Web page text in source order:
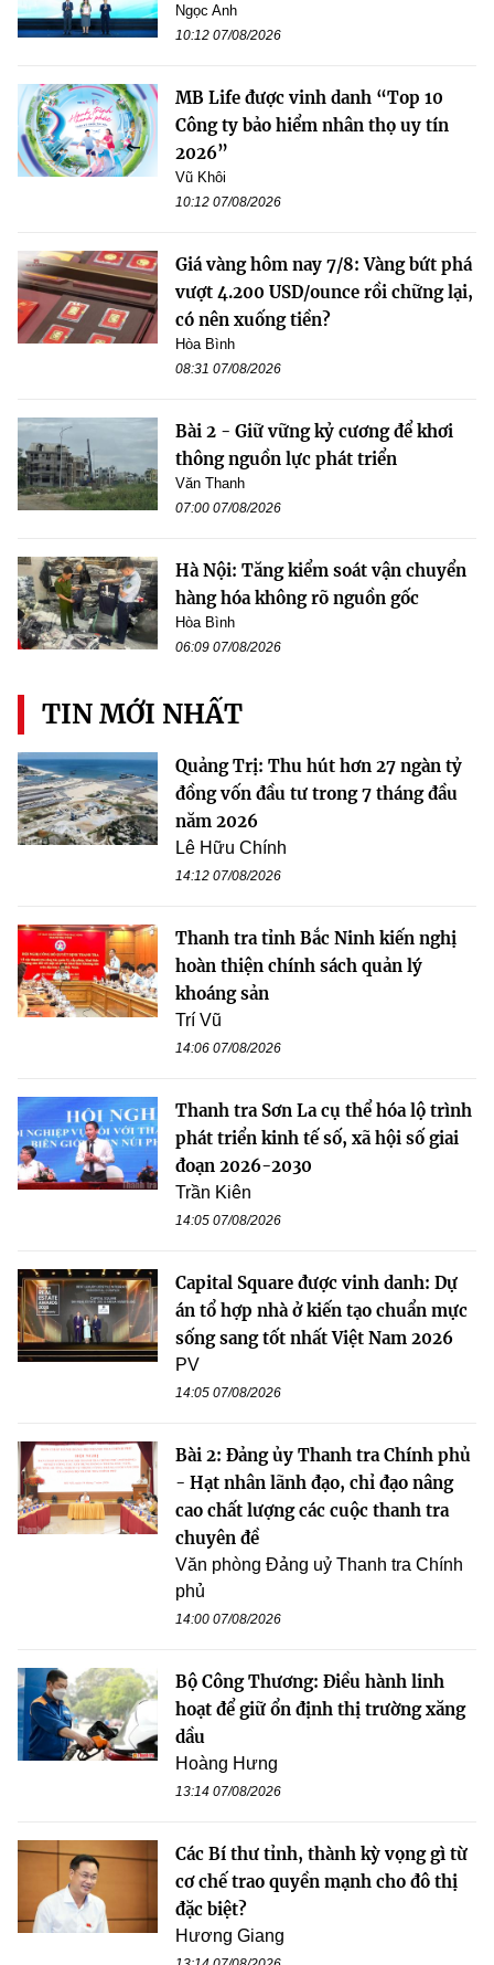
Ngọc Anh
10:12 07/08/2026
MB Life được vinh danh “Top 10
Công ty bảo hiểm nhân thọ uy tín
2026”
Vũ Khôi
10:12 07/08/2026
Giá vàng hôm nay 7/8: Vàng bứt phá
vượt 4.200 USD/ounce rồi chững lại,
có nên xuống tiền?
Hòa Bình
08:31 07/08/2026
Bài 2 - Giữ vững kỷ cương để khơi
thông nguồn lực phát triển
Văn Thanh
07:00 07/08/2026
Hà Nội: Tăng kiểm soát vận chuyển
hàng hóa không rõ nguồn gốc
Hòa Bình
06:09 07/08/2026
TIN MỚI NHẤT
Quảng Trị: Thu hút hơn 27 ngàn tỷ
đồng vốn đầu tư trong 7 tháng đầu
năm 2026
Lê Hữu Chính
14:12 07/08/2026
Thanh tra tỉnh Bắc Ninh kiến nghị
hoàn thiện chính sách quản lý
khoáng sản
Trí Vũ
14:06 07/08/2026
Thanh tra Sơn La cụ thể hóa lộ trình
phát triển kinh tế số, xã hội số giai
đoạn 2026-2030
Trần Kiên
14:05 07/08/2026
Capital Square được vinh danh: Dự
án tổ hợp nhà ở kiến tạo chuẩn mực
sống sang tốt nhất Việt Nam 2026
PV
14:05 07/08/2026
Bài 2: Đảng ủy Thanh tra Chính phủ
- Hạt nhân lãnh đạo, chỉ đạo nâng
cao chất lượng các cuộc thanh tra
chuyên đề
Văn phòng Đảng uỷ Thanh tra Chính
phủ
14:00 07/08/2026
Bộ Công Thương: Điều hành linh
hoạt để giữ ổn định thị trường xăng
dầu
Hoàng Hưng
13:14 07/08/2026
Các Bí thư tỉnh, thành kỳ vọng gì từ
cơ chế trao quyền mạnh cho đô thị
đặc biệt?
Hương Giang